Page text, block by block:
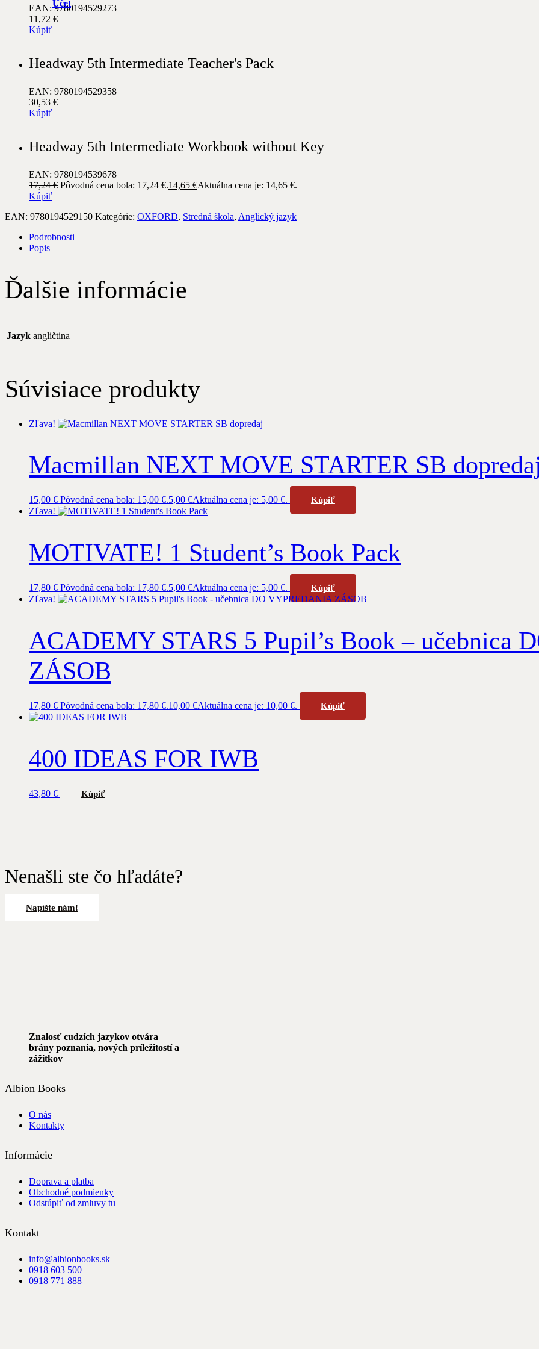
Účet
EAN: 9780194529273
11,72 €
Kúpiť
Headway 5th Intermediate Teacher's Pack
EAN: 9780194529358
30,53 €
Kúpiť
Headway 5th Intermediate Workbook without Key
EAN: 9780194539678
17,24€ Pôvodná cena bola: 17,24 €.14,65 €Aktuálna cena je: 14,65 €.
Kúpiť
EAN: 9780194529150 Kategórie: OXFORD, Stredná škola, Anglický jazyk
Podrobnosti
Popis
Ďalšie informácie
Jazyk angličtina
Súvisiace produkty
Zľava!
Macmillan NEXT MOVE STARTER SB
15,00€ Pôvodná cena bola: 15,00 €.5,00 €Aktuálna cena je: 5,00 €. Kúpiť
Zľava!
MOTIVATE! 1 Student’s Book Pack
17,80€ Pôvodná cena bola: 17,80 €.5,00 €Aktuálna cena je: 5,00 €. Kúpiť
Zľava!
ACADEMY STARS 5 Pupil’s Book – učebnica
ZÁSOB
17,80€ Pôvodná cena bola: 17,80 €.10,00 €Aktuálna cena je: 10,00 €. Kúpiť
400 IDEAS FOR IWB
43,80 € Kúpiť
Nenašli ste čo hľadáte?
Napíšte nám!
Znalosť cudzích jazykov otvára
brány poznania, nových príležitostí a
zážitkov
Albion Books
O nás
Kontakty
Informácie
Doprava a platba
Obchodné podmienky
Odstúpiť od zmluvy tu
Kontakt
info@albionbooks.sk
0918 603 500
0918 771 888